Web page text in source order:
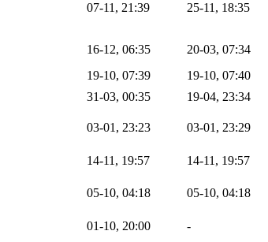
07-11, 21:39 25-11, 18:35
16-12, 06:35
20-03, 07:34
19-10, 07:39
19-10, 07:40
31-03, 00:35 19-04, 23:34
03-01, 23:23 03-01, 23:29
14-11, 19:57 14-11, 19:57
05-10, 04:18 05-10, 04:18
01-10, 20:00 -